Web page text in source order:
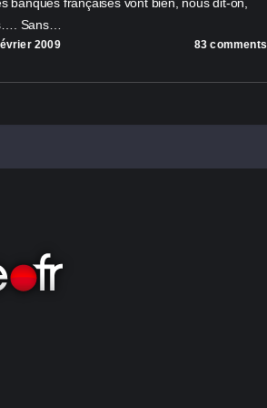
Sans…
2009 83 comments